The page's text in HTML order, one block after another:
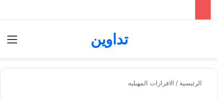
تداوين
الرئيسية / الافرازات المهبليه